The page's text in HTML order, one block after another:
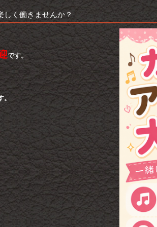
しく働きませんか？
です。
。